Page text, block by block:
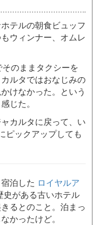
テルの朝食ビュッフ
ウィンナー、オムレ
のままタクシーを
ルタではおなじみの
けなかった。という
じた。
カルタに戻って、い
ピックアップしても
泊した ロイヤルア
史がある古いホテル
るとのこと。泊まっ
かったけど。